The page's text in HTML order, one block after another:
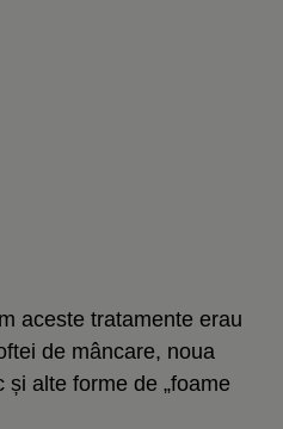
aceste tratamente erau
de mâncare, noua
alte forme de „foame